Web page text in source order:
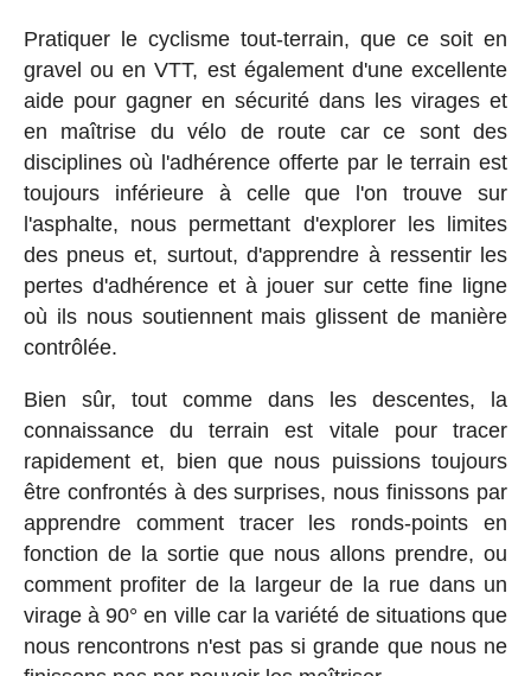
Pratiquer le cyclisme tout-terrain, que ce soit en
gravel ou en VTT, est également d'une excellente
aide pour gagner en sécurité dans les virages et
en maîtrise du vélo de route car ce sont des
disciplines où l'adhérence offerte par le terrain est
toujours inférieure à celle que l'on trouve sur
l'asphalte, nous permettant d'explorer les limites
des pneus et, surtout, d'apprendre à ressentir les
pertes d'adhérence et à jouer sur cette fine ligne
où ils nous soutiennent mais glissent de manière
contrôlée.
Bien sûr, tout comme dans les descentes, la
connaissance du terrain est vitale pour tracer
rapidement et, bien que nous puissions toujours
être confrontés à des surprises, nous finissons par
apprendre comment tracer les ronds-points en
fonction de la sortie que nous allons prendre, ou
comment profiter de la largeur de la rue dans un
virage à 90° en ville car la variété de situations que
nous rencontrons n'est pas si grande que nous ne